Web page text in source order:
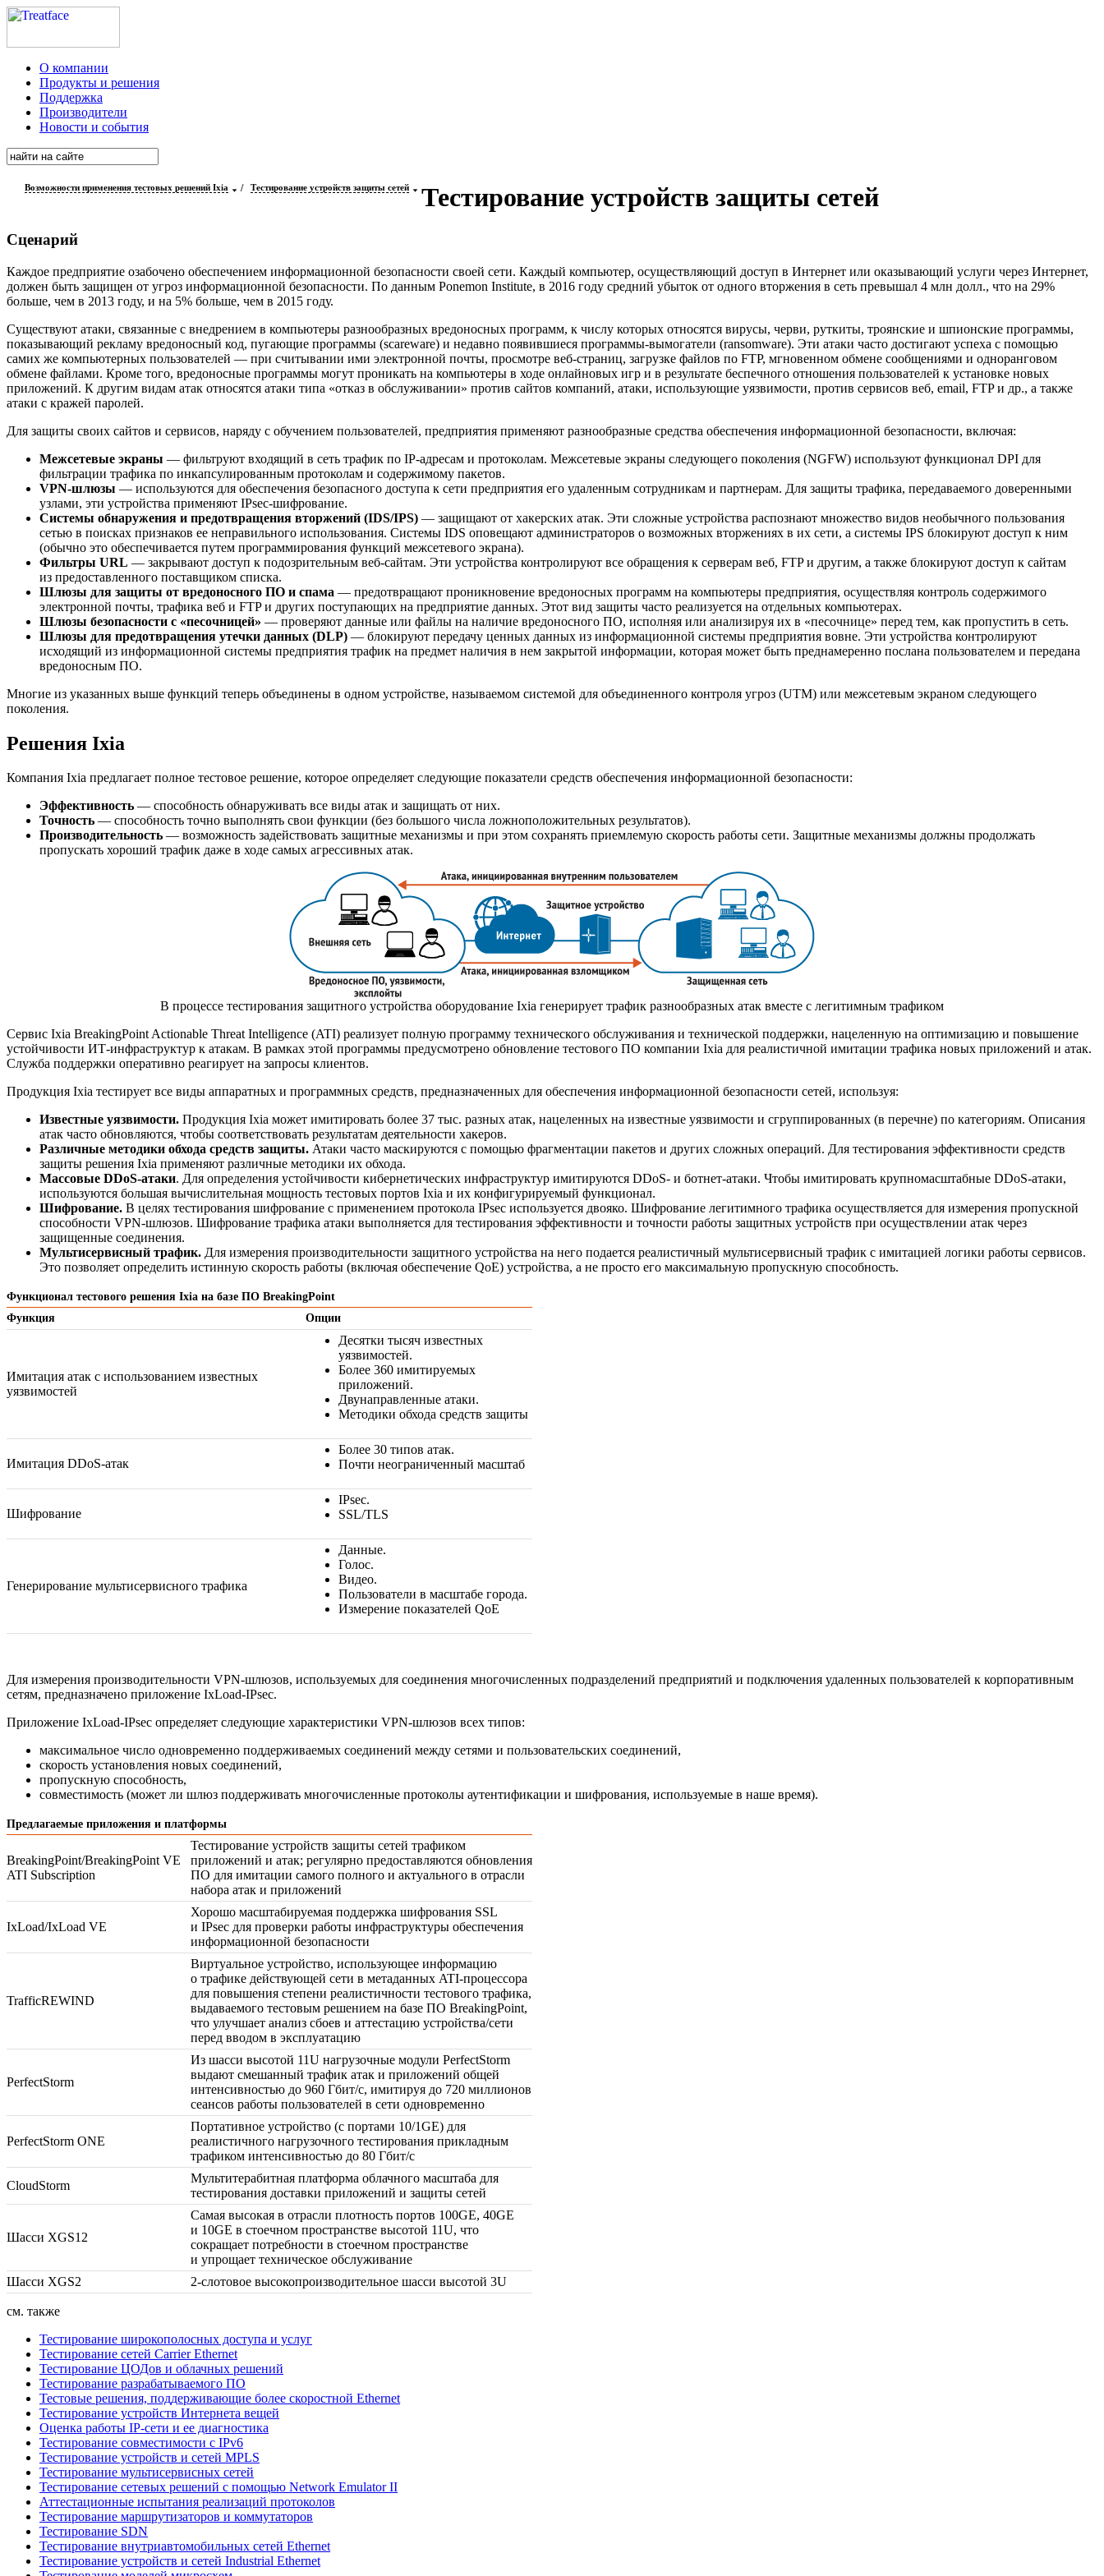
О компании
Продукты и решения
Поддержка
Производители
Новости и события
Возможности применения тестовых решений Ixia / Тестирование устройств защиты сетей Тестирование устройств защиты сетей
Сценарий
Каждое предприятие озабочено обеспечением информационной безопасности своей сети. Каждый компьютер, осуществляющий доступ в Интернет или оказывающий услуги через Интернет,
должен быть защищен от угроз информационной безопасности. По данным Ponemon Institute, в 2016 году средний убыток от одного вторжения в сеть превышал 4 млн долл., что на 29%
больше, чем в 2013 году, и на 5% больше, чем в 2015 году.
Существуют атаки, связанные с внедрением в компьютеры разнообразных вредоносных программ, к числу которых относятся вирусы, черви, руткиты, троянские и шпионские программы,
показывающий рекламу вредоносный код, пугающие программы (scareware) и недавно появившиеся программы-вымогатели (ransomware). Эти атаки часто достигают успеха с помощью
самих же компьютерных пользователей — при считывании ими электронной почты, просмотре веб-страниц, загрузке файлов по FTP, мгновенном обмене сообщениями и одноранговом
обмене файлами. Кроме того, вредоносные программы могут проникать на компьютеры в ходе онлайновых игр и в результате беспечного отношения пользователей к установке новых
приложений. К другим видам атак относятся атаки типа «отказ в обслуживании» против сайтов компаний, атаки, использующие уязвимости, против сервисов веб, email, FTP и др., а также
атаки с кражей паролей.
Для защиты своих сайтов и сервисов, наряду с обучением пользователей, предприятия применяют разнообразные средства обеспечения информационной безопасности, включая:
Межсетевые экраны — фильтруют входящий в сеть трафик по IP-адресам и протоколам. Межсетевые экраны следующего поколения (NGFW) используют функционал DPI для
фильтрации трафика по инкапсулированным протоколам и содержимому пакетов.
VPN-шлюзы — используются для обеспечения безопасного доступа к сети предприятия его удаленным сотрудникам и партнерам. Для защиты трафика, передаваемого доверенными
узлами, эти устройства применяют IPsec-шифрование.
Системы обнаружения и предотвращения вторжений (IDS/IPS) — защищают от хакерских атак. Эти сложные устройства распознают множество видов необычного пользования
сетью в поисках признаков ее неправильного использования. Системы IDS оповещают администраторов о возможных вторжениях в их сети, а системы IPS блокируют доступ к ним
(обычно это обеспечивается путем программирования функций межсетевого экрана).
Фильтры URL — закрывают доступ к подозрительным веб-сайтам. Эти устройства контролируют все обращения к серверам веб, FTP и другим, а также блокируют доступ к сайтам
из предоставленного поставщиком списка.
Шлюзы для защиты от вредоносного ПО и спама — предотвращают проникновение вредоносных программ на компьютеры предприятия, осуществляя контроль содержимого
электронной почты, трафика веб и FTP и других поступающих на предприятие данных. Этот вид защиты часто реализуется на отдельных компьютерах.
Шлюзы безопасности с «песочницей» — проверяют данные или файлы на наличие вредоносного ПО, исполняя или анализируя их в «песочнице» перед тем, как пропустить в сеть.
Шлюзы для предотвращения утечки данных (DLP) — блокируют передачу ценных данных из информационной системы предприятия вовне. Эти устройства контролируют
исходящий из информационной системы предприятия трафик на предмет наличия в нем закрытой информации, которая может быть преднамеренно послана пользователем и передана
вредоносным ПО.
Многие из указанных выше функций теперь объединены в одном устройстве, называемом системой для объединенного контроля угроз (UTM) или межсетевым экраном следующего
поколения.
Решения Ixia
Компания Ixia предлагает полное тестовое решение, которое определяет следующие показатели средств обеспечения информационной безопасности:
Эффективность — способность обнаруживать все виды атак и защищать от них.
Точность — способность точно выполнять свои функции (без большого числа ложноположительных результатов).
Производительность — возможность задействовать защитные механизмы и при этом сохранять приемлемую скорость работы сети. Защитные механизмы должны продолжать
пропускать хороший трафик даже в ходе самых агрессивных атак.
В процессе тестирования защитного устройства оборудование Ixia генерирует трафик разнообразных атак вместе с легитимным трафиком
Сервис Ixia BreakingPoint Actionable Threat Intelligence (ATI) реализует полную программу технического обслуживания и технической поддержки, нацеленную на оптимизацию и повышение
устойчивости ИТ-инфраструктур к атакам. В рамках этой программы предусмотрено обновление тестового ПО компании Ixia для реалистичной имитации трафика новых приложений и атак.
Служба поддержки оперативно реагирует на запросы клиентов.
Продукция Ixia тестирует все виды аппаратных и программных средств, предназначенных для обеспечения информационной безопасности сетей, используя:
Известные уязвимости. Продукция Ixia может имитировать более 37 тыс. разных атак, нацеленных на известные уязвимости и сгруппированных (в перечне) по категориям. Описания
атак часто обновляются, чтобы соответствовать результатам деятельности хакеров.
Различные методики обхода средств защиты. Атаки часто маскируются с помощью фрагментации пакетов и других сложных операций. Для тестирования эффективности средств
защиты решения Ixia применяют различные методики их обхода.
Массовые DDoS-атаки. Для определения устойчивости кибернетических инфраструктур имитируются DDoS- и ботнет-атаки. Чтобы имитировать крупномасштабные DDoS-атаки,
используются большая вычислительная мощность тестовых портов Ixia и их конфигурируемый функционал.
Шифрование. В целях тестирования шифрование с применением протокола IPsec используется двояко. Шифрование легитимного трафика осуществляется для измерения пропускной
способности VPN-шлюзов. Шифрование трафика атаки выполняется для тестирования эффективности и точности работы защитных устройств при осуществлении атак через
защищенные соединения.
Мультисервисный трафик. Для измерения производительности защитного устройства на него подается реалистичный мультисервисный трафик с имитацией логики работы сервисов.
Это позволяет определить истинную скорость работы (включая обеспечение QoE) устройства, а не просто его максимальную пропускную способность.
Функционал тестового решения Ixia на базе ПО BreakingPoint
Функция
Опции
Имитация атак с использованием известных
уязвимостей
Десятки тысяч известных
уязвимостей.
Более 360 имитируемых
приложений.
Двунаправленные атаки.
Методики обхода средств защиты
Имитация DDoS-атак
Более 30 типов атак.
Почти неограниченный масштаб
Шифрование
IPsec.
SSL/TLS
Генерирование мультисервисного трафика
Данные.
Голос.
Видео.
Пользователи в масштабе города.
Измерение показателей QoE
Для измерения производительности VPN-шлюзов, используемых для соединения многочисленных подразделений предприятий и подключения удаленных пользователей к корпоративным
сетям, предназначено приложение IxLoad-IPsec.
Приложение IxLoad-IPsec определяет следующие характеристики VPN-шлюзов всех типов:
максимальное число одновременно поддерживаемых соединений между сетями и пользовательских соединений,
скорость установления новых соединений,
пропускную способность,
совместимость (может ли шлюз поддерживать многочисленные протоколы аутентификации и шифрования, используемые в наше время).
Предлагаемые приложения и платформы
BreakingPoint/BreakingPoint VE
ATI Subscription
Тестирование устройств защиты сетей трафиком
приложений и атак; регулярно предоставляются обновления
ПО для имитации самого полного и актуального в отрасли
набора атак и приложений
IxLoad/IxLoad VE
Хорошо масштабируемая поддержка шифрования SSL
и IPsec для проверки работы инфраструктуры обеспечения
информационной безопасности
TrafficREWIND
Виртуальное устройство, использующее информацию
о трафике действующей сети в метаданных ATI-процессора
для повышения степени реалистичности тестового трафика,
выдаваемого тестовым решением на базе ПО BreakingPoint,
что улучшает анализ сбоев и аттестацию устройства/сети
перед вводом в эксплуатацию
PerfectStorm
Из шасси высотой 11U нагрузочные модули PerfectStorm
выдают смешанный трафик атак и приложений общей
интенсивностью до 960 Гбит/с, имитируя до 720 миллионов
сеансов работы пользователей в сети одновременно
PerfectStorm ONE
Портативное устройство (с портами 10/1GE) для
реалистичного нагрузочного тестирования прикладным
трафиком интенсивностью до 80 Гбит/с
CloudStorm
Мультитерабитная платформа облачного масштаба для
тестирования доставки приложений и защиты сетей
Шасси XGS12
Самая высокая в отрасли плотность портов 100GE, 40GE
и 10GE в стоечном пространстве высотой 11U, что
сокращает потребности в стоечном пространстве
и упрощает техническое обслуживание
Шасси XGS2
2-слотовое высокопроизводительное шасси высотой 3U
см. также
Тестирование широкополосных доступа и услуг
Тестирование сетей Carrier Ethernet
Тестирование ЦОДов и облачных решений
Тестирование разрабатываемого ПО
Тестовые решения, поддерживающие более скоростной Ethernet
Тестирование устройств Интернета вещей
Оценка работы IP-сети и ее диагностика
Тестирование совместимости с IPv6
Тестирование устройств и сетей MPLS
Тестирование мультисервисных сетей
Тестирование сетевых решений с помощью Network Emulator II
Аттестационные испытания реализаций протоколов
Тестирование маршрутизаторов и коммутаторов
Тестирование SDN
Тестирование внутриавтомобильных сетей Ethernet
Тестирование устройств и сетей Industrial Ethernet